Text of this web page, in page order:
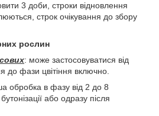
3 доби, строки відновлення
строк очікування до збору
рослин
: може застосовуватися від
до фази цвітіння включно.
обробка в фазу від 2 до 8
або одразу після